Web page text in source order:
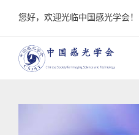
您好，欢迎光临中国感光学会！